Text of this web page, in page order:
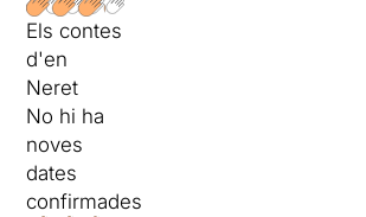
Els contes
d'en
Neret
No hi ha
noves
dates
confirmades